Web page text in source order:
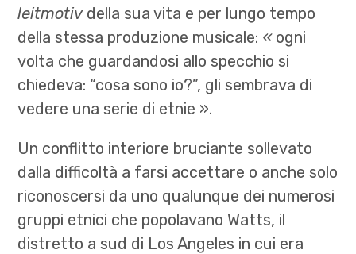
leitmotivdella sua vita e per lungo tempo
della stessa produzione musicale: « ogni
volta che guardandosi allo specchio si
chiedeva: “cosa sono io?”, gli sembrava di
vedere una serie di etnie ».
Un conflitto interiore bruciante sollevato
dalla difficoltà a farsi accettare o anche solo
riconoscersi da uno qualunque dei numerosi
gruppi etnici che popolavano Watts, il
distretto a sud di Los Angeles in cui era